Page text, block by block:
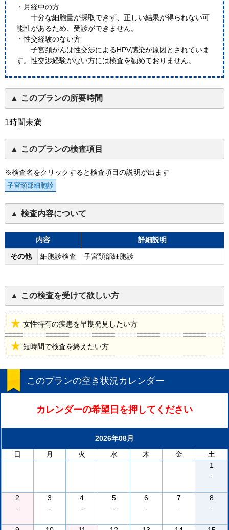
・月経中の方
十分な細胞量が採取できず、正しい結果が得られない可
能性があるため、受診ができません。
・性交経験のない方
子宮頚がんは性交渉によるHPV感染が原因とされていま
す。性交渉経験がない方には検査を勧めておりません。
このプランの所要時間
1時間未満
このプランの検査項目
※検査名をクリックすると検査項目の説明が出ます
子宮頸部細胞診
検査内容について
内容
詳細説明
その他
細胞診検査 子宮頚部細胞診
この検査を受けて欲しい方
女性特有の疾患を早期発見したい方
短時間で検査を終えたい方
このプランの空き状況カレンダー
カレンダーの希望日を押してください
2026年08月
日
月 火 水 木 金
土
1
-
2
-
3
-
4
-
5
-
6
-
7
-
8
-